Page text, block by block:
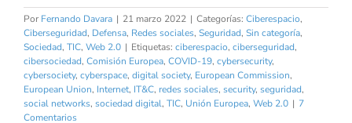
Por Fernando Davara | 21 marzo 2022 | Categorías: Ciberespacio,
Ciberseguridad, Defensa, Redes sociales, Seguridad, Sin categoría,
Sociedad, TIC, Web 2.0 | Etiquetas: ciberespacio, ciberseguridad,
cibersociedad, Comisión Europea, COVID-19, cybersecurity,
cybersociety, cyberspace, digital society, European Commission,
European Union, Internet, IT&C, redes sociales, security, seguridad,
social networks, sociedad digital, TIC, Unión Europea, Web 2.0 | 7
Comentarios